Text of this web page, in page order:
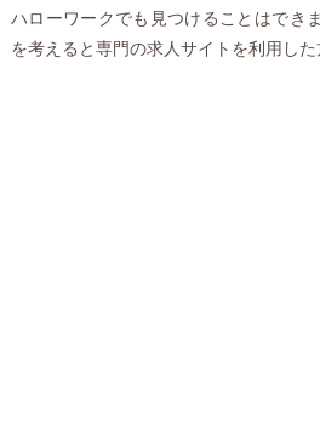
ハローワークでも見つけることはでき
を考えると専門の求人サイトを利用した